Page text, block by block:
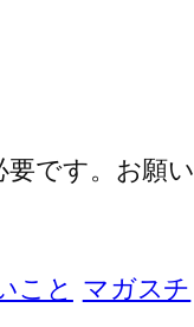
です。お願い
こと マガスチ